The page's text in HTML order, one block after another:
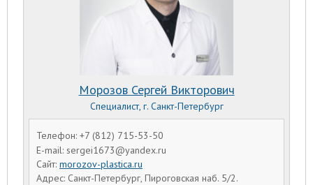
Телефон: +7 (812) 715-53-50
E-mail: sergei1673@yandex.ru
Сайт: morozov-plastica.ru
Адрес: Санкт-Петербург, Пироговская наб. 5/2.
Морозов Сергей Викторович
Специалист, г. Санкт-Петербург